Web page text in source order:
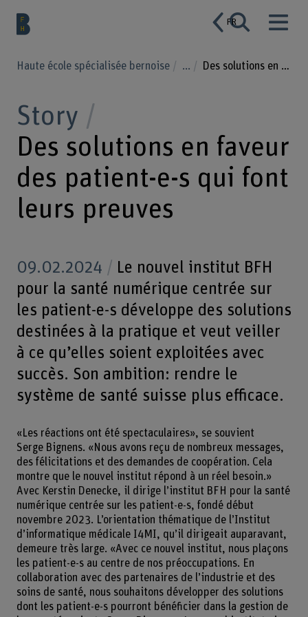
FR
Haute école spécialisée bernoise ... Des solutions en faveur des patient-e-s qui font leurs preuves
Story
Des solutions en faveur
des patient-e-s qui font
leurs preuves
09.02.2024
Le nouvel institut BFH
pour la santé numérique centrée sur
les patient-e-s développe des solutions
destinées à la pratique et veut veiller
à ce qu’elles soient exploitées avec
succès. Son ambition: rendre le
système de santé suisse plus efficace.
«Les réactions ont été spectaculaires», se souvient
Serge Bignens. «Nous avons reçu de nombreux messages,
des félicitations et des demandes de coopération. Cela
montre que le nouvel institut répond à un réel besoin.»
Avec Kerstin Denecke, il dirige l’institut BFH pour la santé
numérique centrée sur les patient-e-s, fondé début
novembre 2023. L’orientation thématique de l’Institut
d’informatique médicale I4MI, qu’il dirigeait auparavant,
demeure très large. «Avec ce nouvel institut, nous plaçons
les patient-e-s au centre de nos préoccupations. En
collaboration avec des partenaires de l’industrie et des
soins de santé, nous souhaitons développer des solutions
dont les patient-e-s pourront bénéficier dans la gestion de